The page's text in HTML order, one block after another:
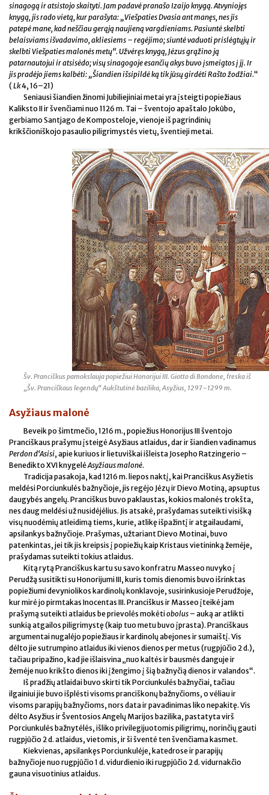
sinagogą ir atsistojo skaityti. Jam padavė pranašo Izaijo knygą. Atvyniojęs
knygą, jis rado vietą, kur parašyta: „Viešpaties Dvasia ant manęs, nes jis
patepė mane, kad neščiau gerąją naujieną vargdieniams. Pasiuntė skelbti
belaisviams išvadavimo, akliesiems – regėjimo; siuntė vaduoti prislėgtųjų ir
skelbti Viešpaties malonės metų“. Užvėręs knygą, Jėzus grąžino ją
patarnautojui ir atsisėdo; visų sinagogoje esančių akys buvo įsmeigtos į jį. Ir
jis pradėjo jiems kalbėti: „Šiandien išsipildė ką tik jūsų girdėti Rašto žodžiai.“
( Lk4, 16–21)
Seniausi šiandien žinomi Jubiliejiniai metai yra įsteigti popiežiaus
Kaliksto II ir švenčiami nuo 1126 m. Tai – šventojo apaštalo Jokūbo,
gerbiamo Santjago de Komposteloje, vienoje iš pagrindinių
krikščioniškojo pasaulio piligrimystės vietų, šventieji metai.
Šv. Pranciškus pamokslauja popiežiui Honorijui III. Giotto di Bondone, freska iš
„Šv. Pranciškaus legendų“ Aukštutinė bazilika, Asyžius, 1297–1299 m.
Asyžiaus malonė
Beveik po šimtmečio, 1216 m., popiežius Honorijus III šventojo
Pranciškaus prašymu įsteigė Asyžiaus atlaidus, dar ir šiandien vadinamus
Perdon d‘Asisi, apie kuriuos ir lietuviškai išleista Josepho Ratzingerio –
Benedikto XVI knygelėAsyžiaus malonė.
Tradicija pasakoja, kad 1216 m. liepos naktį, kai Pranciškus Asyžietis
meldėsi Porciunkulės bažnyčioje, jis regėjo Jėzų ir Dievo Motiną, apsuptus
daugybės angelų. Pranciškus buvo paklaustas, kokios malonės trokšta,
nes daug meldėsi už nusidėjėlius. Jis atsakė, prašydamas suteikti visišką
visų nuodėmių atleidimą tiems, kurie, atlikę išpažintį ir atgailaudami,
apsilankys bažnyčioje. Prašymas, užtariant Dievo Motinai, buvo
patenkintas, jei tik jis kreipsis į popiežių kaip Kristaus vietininką žemėje,
prašydamas suteikti tokius atlaidus.
Kitą rytą Pranciškus kartu su savo konfratru Masseo nuvyko į
Perudžą susitikti su Honorijumi III, kuris tomis dienomis buvo išrinktas
popiežiumi devyniolikos kardinolų konklavoje, susirinkusioje Perudžoje,
kur mirė jo pirmtakas Inocentas III. Pranciškus ir Masseo įteikė jam
prašymą suteikti atlaidus be prievolės mokėtiobolus – auką ar atlikti
sunkią atgailos piligrimystę (kaip tuo metu buvo įprasta). Pranciškaus
argumentai nugalėjo popiežiaus ir kardinolų abejones ir sumaištį. Vis
dėlto jie sutrumpino atlaidus iki vienos dienos per metus (rugpjūčio 2 d.),
tačiau pripažino, kad jie išlaisvina „nuo kaltės ir bausmės danguje ir
žemėje nuo krikšto dienos iki įžengimo į šią bažnyčią dienos ir valandos“.
Iš pradžių atlaidai buvo skirti tik Porciunkulės bažnyčiai, tačiau
ilgainiui jie buvo išplėsti visoms pranciškonų bažnyčioms, o vėliau ir
visoms parapijų bažnyčioms, nors data ir pavadinimas liko nepakitę. Vis
dėlto Asyžius ir Šventosios Angelų Marijos bazilika, pastatyta virš
Porciunkulės bažnytėlės, išliko privilegijuotomis piligrimų, norinčių gauti
rugpjūčio 2 d. atlaidus, vietomis, ir ši šventė ten švenčiama kasmet.
Kiekvienas, apsilankęs Porciunkulėje, katedrose ir parapijų
bažnyčioje nuo rugpjūčio 1 d. vidurdienio iki rugpjūčio 2 d. vidurnakčio
gauna visuotinius atlaidus.